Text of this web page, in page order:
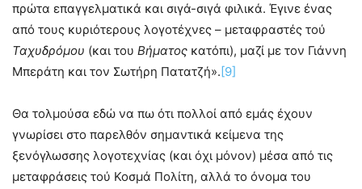
πρώτα επαγγελματικά και σιγά-σιγά φιλικά. Έγινε ένας
από τους κυριότερους λογοτέχνες – μεταφραστές τού
Ταχυδρόμου (και του Βήματος κατόπι), μαζί με τον Γιάννη
Μπεράτη και τον Σωτήρη Πατατζή».[9]
Θα τολμούσα εδώ να πω ότι πολλοί από εμάς έχουν
γνωρίσει στο παρελθόν σημαντικά κείμενα της
ξενόγλωσσης λογοτεχνίας (και όχι μόνον) μέσα από τις
μεταφράσεις τού Κοσμά Πολίτη, αλλά το όνομα του